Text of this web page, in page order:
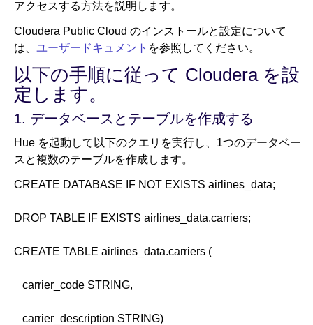
アクセスする方法を説明します。
Cloudera Public Cloud のインストールと設定について
は、 ユーザードキュメント を参照してください。
以下の手順に従って Cloudera を設
定します。
1. データベースとテーブルを作成する
Hue を起動して以下のクエリを実行し、1つのデータベー
スと複数のテーブルを作成します。
CREATE DATABASE IF NOT EXISTS airlines_data;
DROP TABLE IF EXISTS airlines_data.carriers;
CREATE TABLE airlines_data.carriers (
carrier_code STRING,
carrier_description STRING)